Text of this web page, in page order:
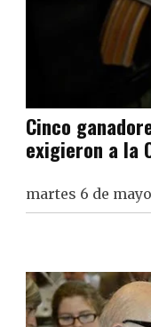
Cinco
exigieron a la
martes 6 de